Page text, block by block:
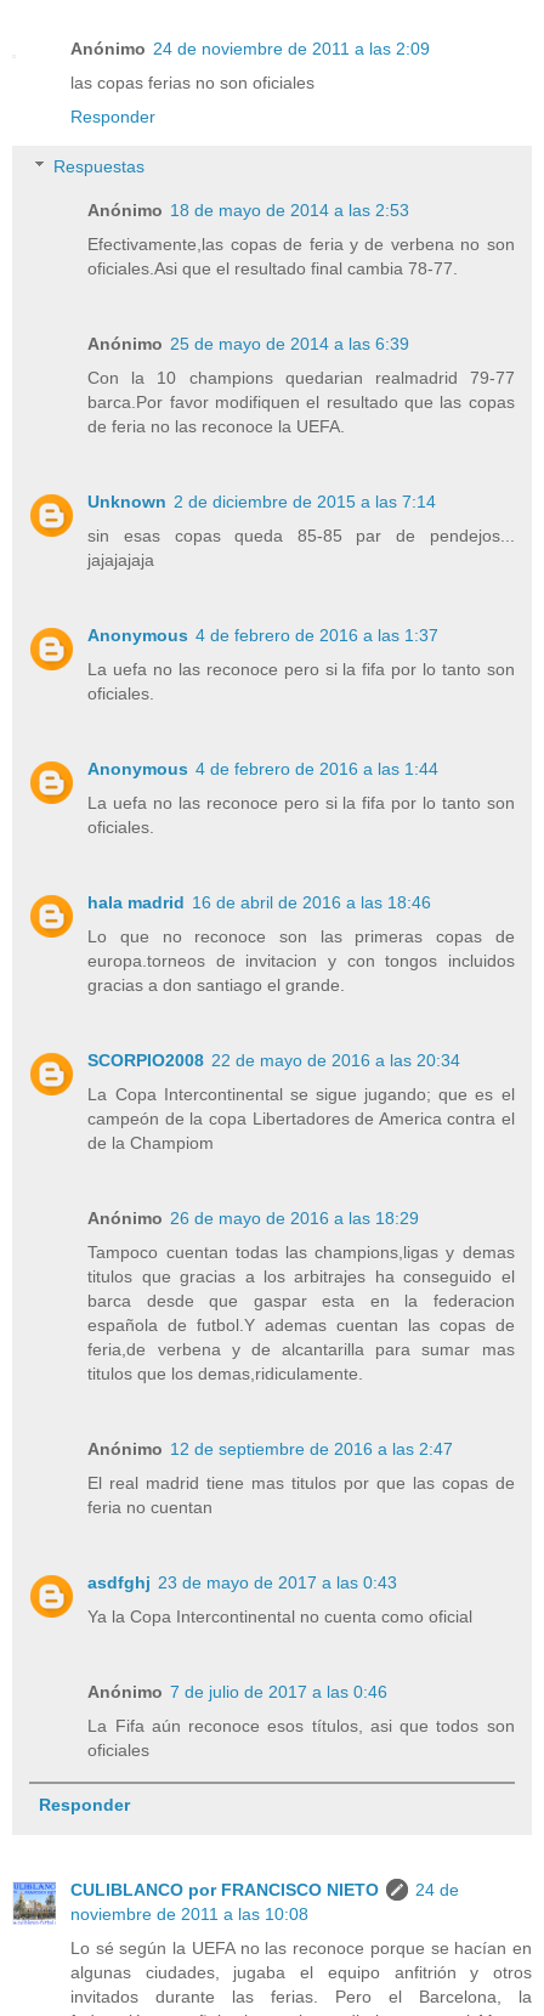
Anónimo 24 de noviembre de 2011 a las 2:09
las copas ferias no son oficiales
Responder
Respuestas
Anónimo 18 de mayo de 2014 a las 2:53
Efectivamente,las copas de feria y de verbena no son
oficiales.Asi que el resultado final cambia 78-77.
Anónimo 25 de mayo de 2014 a las 6:39
Con la 10 champions quedarian realmadrid 79-77
barca.Por favor modifiquen el resultado que las copas
de feria no las reconoce la UEFA.
Unknown 2 de diciembre de 2015 a las 7:14
sin esas copas queda 85-85 par de pendejos...
jajajajaja
Anonymous 4 de febrero de 2016 a las 1:37
La uefa no las reconoce pero si la fifa por lo tanto son
oficiales.
Anonymous 4 de febrero de 2016 a las 1:44
La uefa no las reconoce pero si la fifa por lo tanto son
oficiales.
hala madrid 16 de abril de 2016 a las 18:46
Lo que no reconoce son las primeras copas de
europa.torneos de invitacion y con tongos incluidos
gracias a don santiago el grande.
SCORPIO2008 22 de mayo de 2016 a las 20:34
La Copa Intercontinental se sigue jugando; que es el
campeón de la copa Libertadores de America contra el
de la Champiom
Anónimo 26 de mayo de 2016 a las 18:29
Tampoco cuentan todas las champions,ligas y demas
titulos que gracias a los arbitrajes ha conseguido el
barca desde que gaspar esta en la federacion
española de futbol.Y ademas cuentan las copas de
feria,de verbena y de alcantarilla para sumar mas
titulos que los demas,ridiculamente.
Anónimo 12 de septiembre de 2016 a las 2:47
El real madrid tiene mas titulos por que las copas de
feria no cuentan
asdfghj 23 de mayo de 2017 a las 0:43
Ya la Copa Intercontinental no cuenta como oficial
Anónimo 7 de julio de 2017 a las 0:46
La Fifa aún reconoce esos títulos, asi que todos son
oficiales
Responder
CULIBLANCO por FRANCISCO NIETO
24 de
noviembre de 2011 a las 10:08
Lo sé según la UEFA no las reconoce porque se hacían en
algunas ciudades, jugaba el equipo anfitrión y otros
invitados durante las ferias. Pero el Barcelona, la